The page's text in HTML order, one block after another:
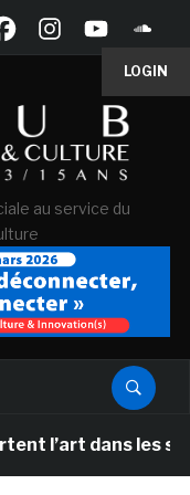
LOGIN
au service du
l’art dans les